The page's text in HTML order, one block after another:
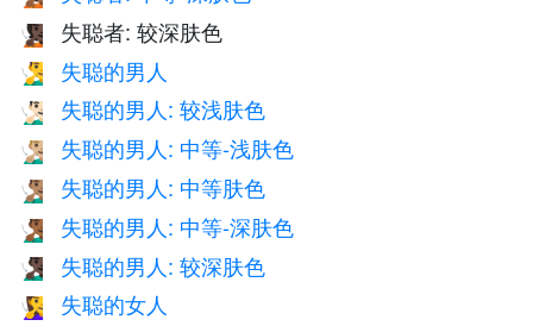
🧏🏿 失聪者: 较深肤色
🧏‍♂️ 失聪的男人
🧏🏻‍♂️ 失聪的男人: 较浅肤色
🧏🏼‍♂️ 失聪的男人: 中等-浅肤色
🧏🏽‍♂️ 失聪的男人: 中等肤色
🧏🏾‍♂️ 失聪的男人: 中等-深肤色
🧏🏿‍♂️ 失聪的男人: 较深肤色
🧏‍♀️ 失聪的女人